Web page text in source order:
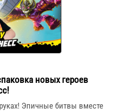
новых героев
Эпичные битвы вместе